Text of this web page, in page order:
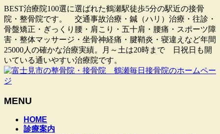
BEST治療院100選に選ばれた鶴瀬駅徒歩5分の駅近の接骨
院・整骨院です。 交通事故治療・鍼（ハリ）治療・往診・
骨盤矯正・ぎっくり腰・肩こり・五十肩・腰痛・スポーツ障
害・整体マッサージ・坐骨神経痛・腱鞘炎・寝違えなど年間
25000人の確かな治療実績。月～土は20時まで 日祝日も開
いている通いやすい治療院です。
MENU
HOME
診療案内